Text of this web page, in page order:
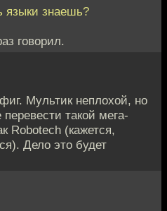
знаешь?
говорил.
Мультик неплохой, но
такой мега-
Robotech (кажется,
Дело это будет